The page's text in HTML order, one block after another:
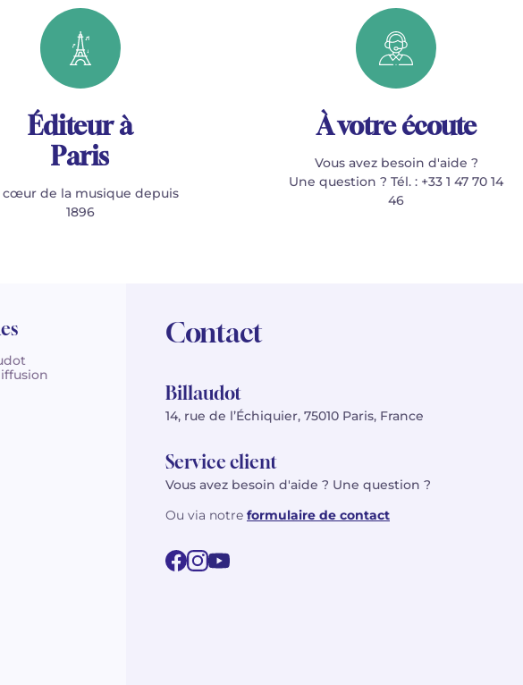
Éditeur à
Paris
cœur de la musique depuis
1896
À votre écoute
Vous avez besoin d'aide ?
Une question ? Tél. : +33 1 47 70 14
46
Contact
Billaudot
14, rue de l’Échiquier, 75010 Paris, France
Service client
Vous avez besoin d'aide ? Une question ?
Ou via notre formulaire de contact